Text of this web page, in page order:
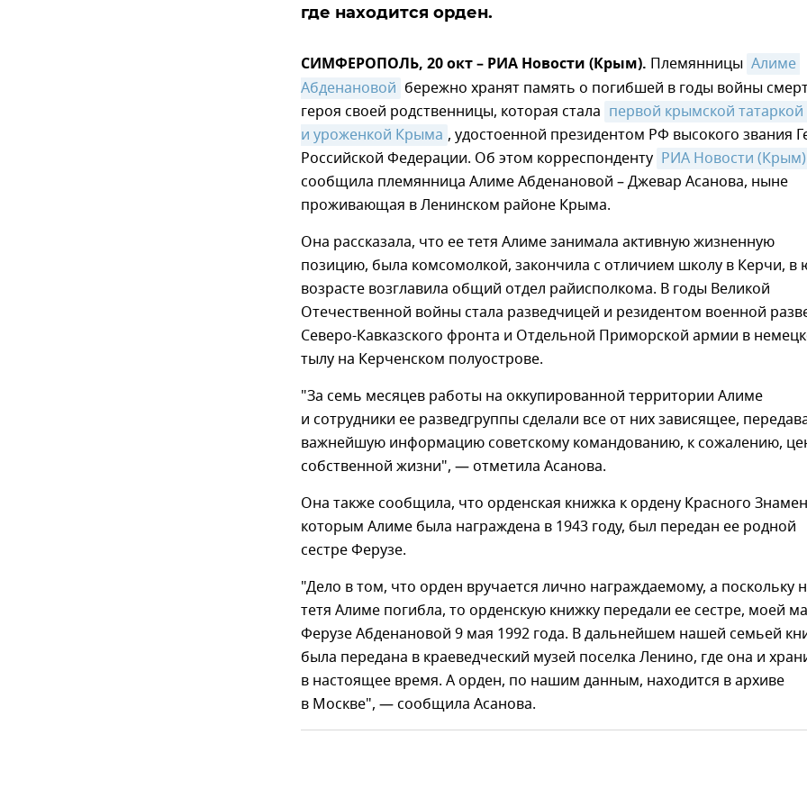
где находится орден.
СИМФЕРОПОЛЬ, 20 окт – РИА Новости (Крым). Племянницы Алиме
Абденановой бережно хранят память о погибшей в годы войны
героя своей родственницы, которая стала первой крымской татаркой
и уроженкой Крыма , удостоенной президентом РФ высокого звания
Российской Федерации. Об этом корреспонденту РИА Новости (Крым)
сообщила племянница Алиме Абденановой – Джевар Асанова, ныне
проживающая в Ленинском районе Крыма.
Она рассказала, что ее тетя Алиме занимала активную жизненную
позицию, была комсомолкой, закончила с отличием школу в Керчи, в
возрасте возглавила общий отдел райисполкома. В годы Великой
Отечественной войны стала разведчицей и резидентом военной
Северо-Кавказского фронта и Отдельной Приморской армии в
тылу на Керченском полуострове.
"За семь месяцев работы на оккупированной территории Алиме
и сотрудники ее разведгруппы сделали все от них зависящее,
важнейшую информацию советскому командованию, к сожалению,
собственной жизни", — отметила Асанова.
Она также сообщила, что орденская книжка к ордену Красного
которым Алиме была награждена в 1943 году, был передан ее родной
сестре Ферузе.
"Дело в том, что орден вручается лично награждаемому, а поскольку
тетя Алиме погибла, то орденскую книжку передали ее сестре, моей
Ферузе Абденановой 9 мая 1992 года. В дальнейшем нашей семьей
была передана в краеведческий музей поселка Ленино, где она и
в настоящее время. А орден, по нашим данным, находится в архиве
в Москве", — сообщила Асанова.